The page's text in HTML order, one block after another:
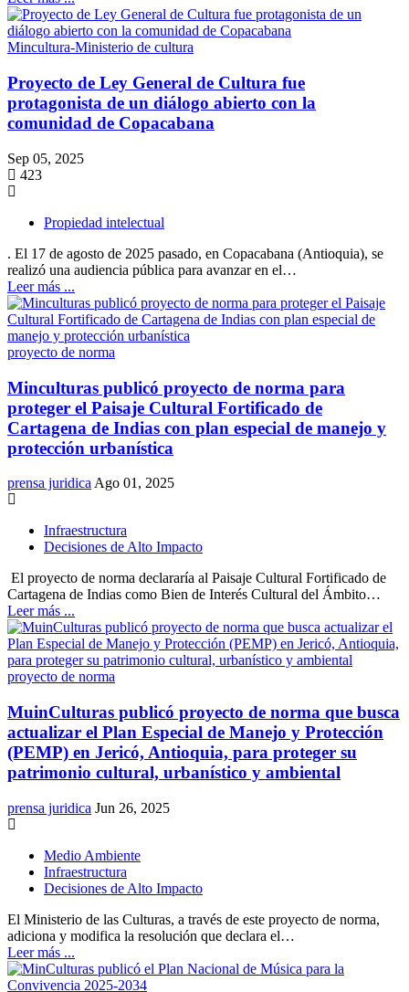
Mincultura-Ministerio de cultura
Proyecto de Ley General de Cultura fue
protagonista de un diálogo abierto con la
comunidad de Copacabana
Sep 05, 2025
423
Propiedad intelectual
. El 17 de agosto de 2025 pasado, en Copacabana (Antioquia), se
realizó una audiencia pública para avanzar en el…
Leer más ...
proyecto de norma
Minculturas publicó proyecto de norma para
proteger el Paisaje Cultural Fortificado de
Cartagena de Indias con plan especial de manejo y
protección urbanística
prensa juridica Ago 01, 2025
Infraestructura
Decisiones de Alto Impacto
El proyecto de norma declararía al Paisaje Cultural Fortificado de
Cartagena de Indias como Bien de Interés Cultural del Ámbito…
Leer más ...
proyecto de norma
MuinCulturas publicó proyecto de norma que busca
actualizar el Plan Especial de Manejo y Protección
(PEMP) en Jericó, Antioquia, para proteger su
patrimonio cultural, urbanístico y ambiental
prensa juridica Jun 26, 2025
Medio Ambiente
Infraestructura
Decisiones de Alto Impacto
El Ministerio de las Culturas, a través de este proyecto de norma,
adiciona y modifica la resolución que declara el…
Leer más ...